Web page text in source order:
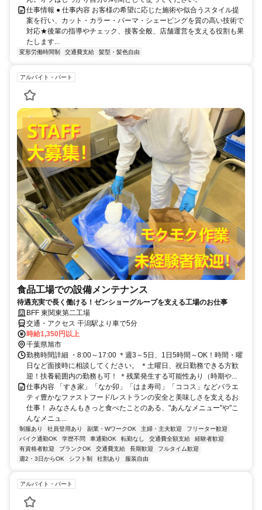
仕事情報 ● 仕事内容 お客様の希望に応じた施術や似合うスタイル提
案を行い、カット・カラー・パーマ・シェービングを質の高い技術で
対応★後輩の指導やチェック、接客全般、店舗運営を支える役割も果
たします...
変形労働時間制 交通費支給 髪型・髪色自由
アルバイト・パート
食品工場での設備メンテナンス
待遇充実で長く働ける！ゼンショーグループを支える工場のお仕事
BFF 東関東第二工場
交通・アクセス 干潟駅より車で5分
時給1,350円以上
千葉県旭市
勤務時間詳細 ・8:00～17:00 ＊週3～5日、1日5時間～OK！時間・曜
日など面接時に相談してください。 ＊土曜日、祝日勤務できる方歓
迎！扶養範囲内の勤務も可！ ＊残業発生する可能性あり（時期や...
仕事内容 「すき家」「なか卯」「はま寿司」「ココス」などバラエ
ティ豊かなファストフード/レストランの安全と美味しさを支えるお
仕事！ みなさんもきっと食べたことのある、"あんなメニュー"や"こ
んなメニュ...
制服あり 社員登用あり 副業・WワークOK 主婦・主夫歓迎
フリーター歓迎
バイク通勤OK
学歴不問 車通勤OK 転勤なし 交通費全額支給
経験者歓迎
有資格者歓迎
ブランクOK 交通費支給 長期歓迎
フルタイム歓迎
週2・3日からOK
シフト制 社割あり 服装自由
アルバイト・パート